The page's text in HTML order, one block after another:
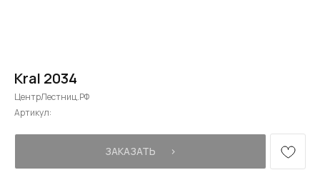
Kral 2034
ЦентрЛестниц.РФ
Артикул:
ЗАКАЗАТЬ⠀⠀›